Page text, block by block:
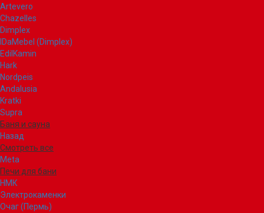
Artevero
Chazelles
Dimplex
IDaMebel (Dimplex)
EdilKamin
Hark
Nordpeis
Andalusia
Kratki
Supra
Баня и сауна
Назад
Смотреть все
Meta
Печи для бани
НМК
Электрокаменки
Очаг (Пермь)